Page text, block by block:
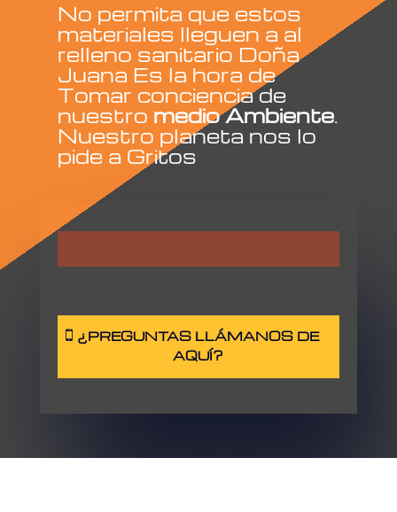
No permita que estos
materiales lleguen a al
relleno sanitario Doña
Juana Es la hora de
Tomar conciencia de
nuestro medio Ambiente.
Nuestro planeta nos lo
pide a Gritos
¿PREGUNTAS LLÁMANOS DE
AQUÍ?